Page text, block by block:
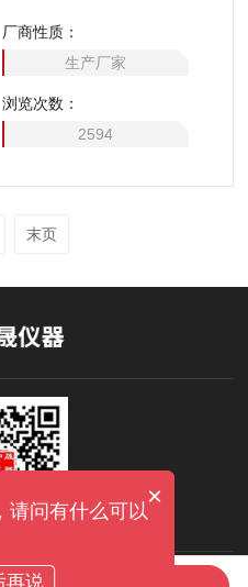
厂商性质：
生产厂家
浏览次数：
2594
末页
×
请问有什么可以
再说